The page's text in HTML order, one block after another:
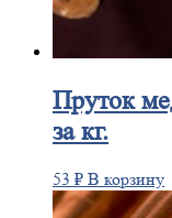
Пруток
за кг.
53 ₽ В корзину